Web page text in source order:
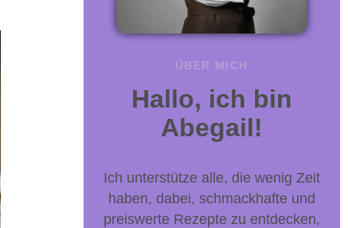
ÜBER MICH
Hallo, ich bin
Abegail!
Ich unterstütze alle, die wenig Zeit
haben, dabei, schmackhafte und
preiswerte Rezepte zu entdecken,